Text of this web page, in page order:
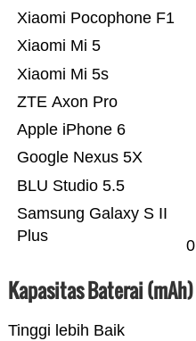
Samsung Galaxy S II
Plus
BLU Studio 5.5
Google Nexus 5X
Apple iPhone 6
ZTE Axon Pro
Xiaomi Mi 5s
Xiaomi Mi 5
Xiaomi Pocophone F1
0
Kapasitas Baterai (mAh)
Tinggi lebih Baik